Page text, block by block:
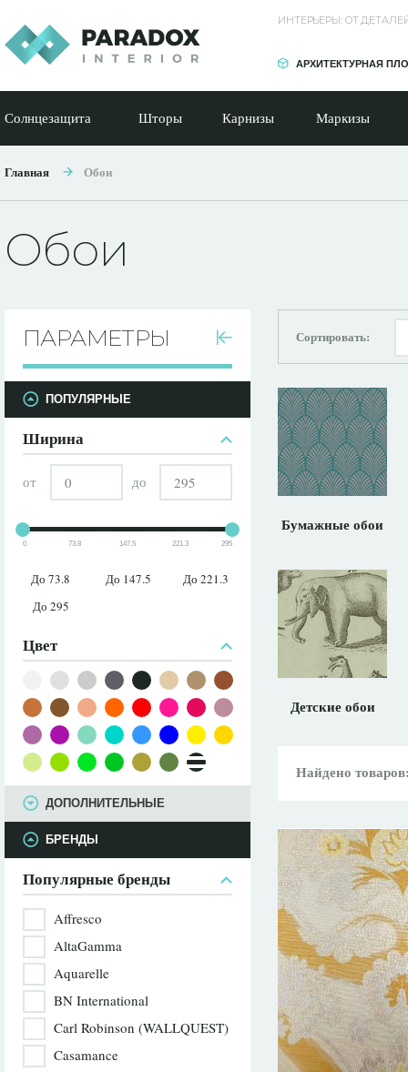
ИНТЕРЬЕРЫ: ОТ
АРХИТЕКТУРНАЯ
Солнцезащита Шторы Карнизы Маркизы
Главная Обои
Обои
ПАРАМЕТРЫ
ПАРАМЕТРЫ
ПОПУЛЯРНЫЕ
Ширина
от до
0 73.8 147.5 221.3 295
До 73.8 До 147.5
До 221.3
До 295
Цвет
ДОПОЛНИТЕЛЬНЫЕ
БРЕНДЫ
Популярные бренды
Affresco
AltaGamma
Aquarelle
BN International
Carl Robinson (WALLQUEST)
Casamance
Сортировать:
Бумажные обои
Детские обои
Найдено